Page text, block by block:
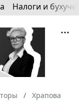
Налоги и
Храпова